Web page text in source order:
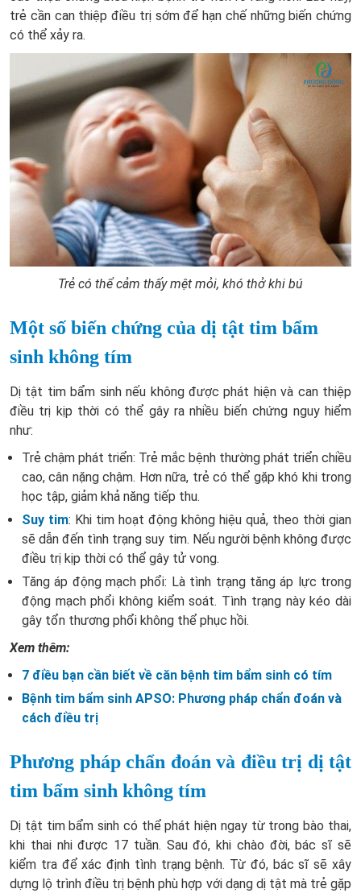
trẻ cần can thiệp điều trị sớm để hạn chế những biến chứng
có thể xảy ra.
Trẻ có thể cảm thấy mệt mỏi, khó thở khi bú
Một số biến chứng của dị tật tim bẩm
sinh không tím
Dị tật tim bẩm sinh nếu không được phát hiện và can thiệp
điều trị kịp thời có thể gây ra nhiều biến chứng nguy hiểm
như:
Trẻ chậm phát triển: Trẻ mắc bệnh thường phát triển chiều
cao, cân nặng chậm. Hơn nữa, trẻ có thể gặp khó khi trong
học tập, giảm khả năng tiếp thu.
Suy tim: Khi tim hoạt động không hiệu quả, theo thời gian
sẽ dẫn đến tình trạng suy tim. Nếu người bệnh không được
điều trị kịp thời có thể gây tử vong.
Tăng áp động mạch phổi: Là tình trạng tăng áp lực trong
động mạch phổi không kiểm soát. Tình trạng này kéo dài
gây tổn thương phổi không thể phục hồi.
Xem thêm:
7 điều bạn cần biết về căn bệnh tim bẩm sinh có tím
Bệnh tim bẩm sinh APSO: Phương pháp chẩn đoán và
cách điều trị
Phương pháp chẩn đoán và điều trị dị tật
tim bẩm sinh không tím
Dị tật tim bẩm sinh có thể phát hiện ngay từ trong bào thai,
khi thai nhi được 17 tuần. Sau đó, khi chào đời, bác sĩ sẽ
kiểm tra để xác định tình trạng bệnh. Từ đó, bác sĩ sẽ xây
dựng lộ trình điều trị bệnh phù hợp với dạng dị tật mà trẻ gặp